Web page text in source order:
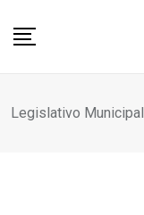
Legislativo Municipal